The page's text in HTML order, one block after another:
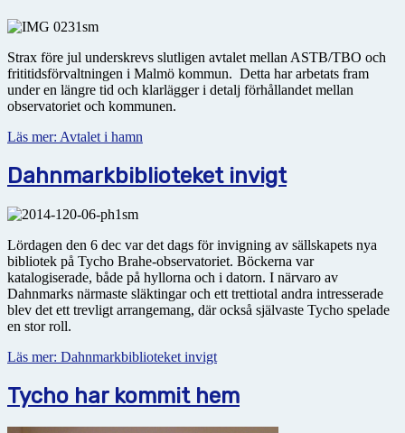
Strax före jul underskrevs slutligen avtalet mellan ASTB/TBO och
frititidsförvaltningen i Malmö kommun. Detta har arbetats fram
under en längre tid och klarlägger i detalj förhållandet mellan
observatoriet och kommunen.
Läs mer: Avtalet i hamn
Dahnmarkbiblioteket invigt
Lördagen den 6 dec var det dags för invigning av sällskapets nya
bibliotek på Tycho Brahe-observatoriet. Böckerna var
katalogiserade, både på hyllorna och i datorn. I närvaro av
Dahnmarks närmaste släktingar och ett trettiotal andra intresserade
blev det ett trevligt arrangemang, där också självaste Tycho spelade
en stor roll.
Läs mer: Dahnmarkbiblioteket invigt
Tycho har kommit hem